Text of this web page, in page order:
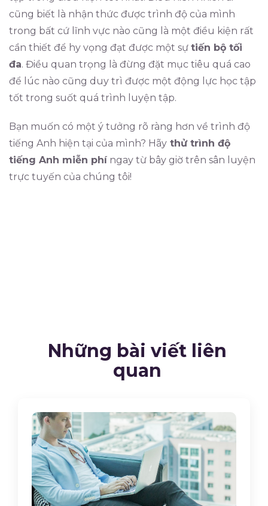
cũng biết là nhận thức được trình độ của mình
trong bất cứ lĩnh vực nào cũng là một điều kiện rất
cần thiết để hy vọng đạt được một sự tiến bộ tối
đa. Điều quan trọng là đừng đặt mục tiêu quá cao
để lúc nào cũng duy trì được một động lực học tập
tốt trong suốt quá trình luyện tập.
Bạn muốn có một ý tưởng rõ ràng hơn về trình độ
tiếng Anh hiện tại của mình? Hãy thử trình độ
tiếng Anh miễn phíngay từ bây giờ trên sân luyện
trực tuyến của chúng tôi!
Những bài viết liên
quan